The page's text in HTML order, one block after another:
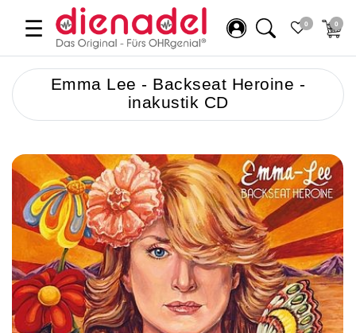
☰ 0 0
Emma Lee - Backseat Heroine -
inakustik CD